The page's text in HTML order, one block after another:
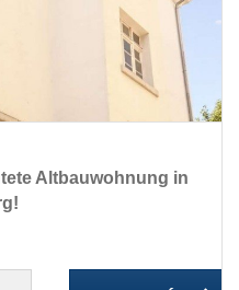
Altbauwohnung in